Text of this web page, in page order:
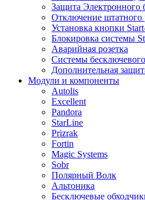
Защита Электронного
Отключение штатного
Установка кнопки
Блокировка системы
Аварийная розетка
Системы
Дополнительная
Модули и компоненты
Autolis
Excellent
Pandora
StarLine
Prizrak
Fortin
Magic Systems
Sobr
Полярный Волк
Альтоника
Бесключевые